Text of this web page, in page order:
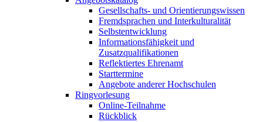
Gesellschafts- und Orientierungswissen
Fremdsprachen und Interkulturalität
Selbstentwicklung
Informationsfähigkeit und
Zusatzqualifikationen
Reflektiertes Ehrenamt
Starttermine
Angebote anderer Hochschulen
Ringvorlesung
Online-Teilnahme
Rückblick